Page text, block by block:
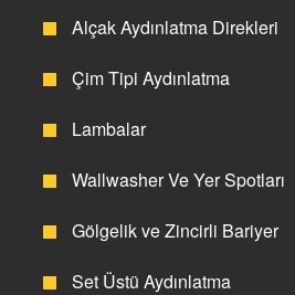
Alçak Aydınlatma Direkleri
Çim Tipi Aydınlatma
Lambalar
Wallwasher Ve Yer Spotları
Gölgelik ve Zincirli Bariyer
Set Üstü Aydınlatma